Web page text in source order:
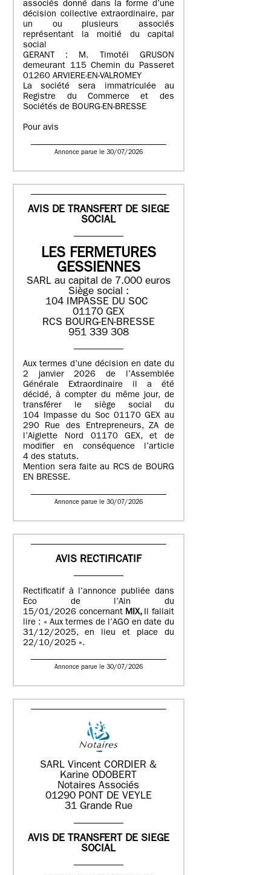
associés donné dans la forme d’une
décision collective extraordinaire, par
un ou plusieurs associés
représentant la moitié du capital
social
GERANT : M. Timotéi GRUSON
demeurant 115 Chemin du Passeret
01260 ARVIERE-EN-VALROMEY
La société sera immatriculée au
Registre du Commerce et des
Sociétés de BOURG-EN-BRESSE
Pour avis
Annonce parue le 30/07/2026
AVIS DE TRANSFERT DE SIEGE
SOCIAL
LES FERMETURES
GESSIENNES
SARL au capital de 7.000 euros
Siège social :
104 IMPASSE DU SOC
01170 GEX
RCS BOURG-EN-BRESSE
951 339 308
Aux termes d’une décision en date du
2 janvier 2026 de l’Assemblée
Générale Extraordinaire il a été
décidé, à compter du même jour, de
transférer le siège social du
104 Impasse du Soc 01170 GEX au
290 Rue des Entrepreneurs, ZA de
l’Aiglette Nord 01170 GEX, et de
modifier en conséquence l’article
4 des statuts.
Mention sera faite au RCS de BOURG
EN BRESSE.
Annonce parue le 30/07/2026
AVIS RECTIFICATIF
Rectificatif à l’annonce publiée dans
Eco de l’Ain du
15/01/2026 concernant MIX, Il fallait
lire : « Aux termes de l’AGO en date du
31/12/2025, en lieu et place du
22/10/2025 ».
Annonce parue le 30/07/2026
SARL Vincent CORDIER &
Karine ODOBERT
Notaires Associés
01290 PONT DE VEYLE
31 Grande Rue
AVIS DE TRANSFERT DE SIEGE
SOCIAL